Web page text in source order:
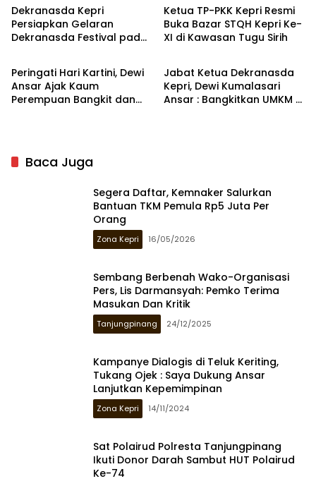
Dekranasda Kepri
Persiapkan Gelaran
Dekranasda Festival pada
Ketua TP-PKK Kepri Resmi
Buka Bazar STQH Kepri Ke-
XI di Kawasan Tugu Sirih
Kepulauan Riau
Peringati Hari Kartini, Dewi
Ansar Ajak Kaum
Perempuan Bangkit dan
Kepulauan Riau
Jabat Ketua Dekranasda
Kepri, Dewi Kumalasari
Ansar : Bangkitkan UMKM di
Baca Juga
Segera Daftar, Kemnaker Salurkan
Bantuan TKM Pemula Rp5 Juta Per
Orang
Zona Kepri 16/05/2026
Sembang Berbenah Wako-Organisasi
Pers, Lis Darmansyah: Pemko Terima
Masukan Dan Kritik
Tanjungpinang 24/12/2025
Kampanye Dialogis di Teluk Keriting,
Tukang Ojek : Saya Dukung Ansar
Lanjutkan Kepemimpinan
Zona Kepri 14/11/2024
Sat Polairud Polresta Tanjungpinang
Ikuti Donor Darah Sambut HUT Polairud
Ke-74